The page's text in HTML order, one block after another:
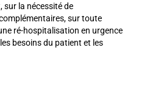
la nécessité de
sur toute
ré-hospitalisation en urgence
besoins du patient et les